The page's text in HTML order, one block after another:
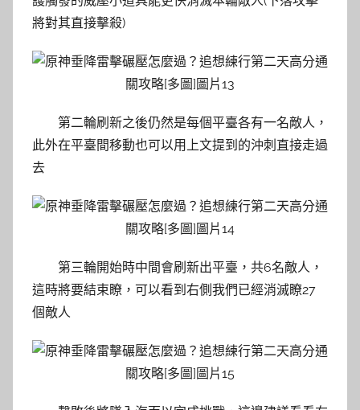
將對其直接擊殺)
第二輪刷新之後仍然是每個平臺各有一名敵人，
此外在平臺間移動也可以用上文提到的沖刺直接走過
去
第三輪開始時中間會刷新出平臺，共6名敵人，
這時將要結束瞭，可以看到右側我們已經消滅瞭27
個敵人